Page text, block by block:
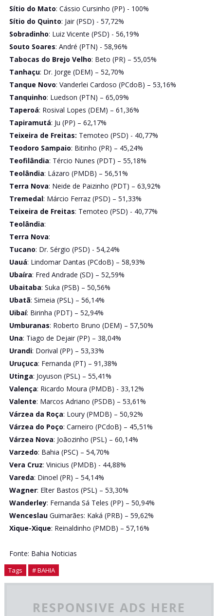
Sítio do Mato: Cássio Cursinho (PP) - 100%
Sítio do Quinto: Jair (PSD) - 57,72%
Sobradinho: Luiz Vicente (PSD) - 56,19%
Souto Soares: André (PTN) - 58,96%
Tabocas do Brejo Velho: Beto (PR) – 55,05%
Tanhaçu: Dr. Jorge (DEM) – 52,70%
Tanque Novo: Vanderlei Cardoso (PCdoB) – 53,16%
Tanquinho: Luedson (PTN) – 65,09%
Taperoá: Rosival Lopes (DEM) – 61,36%
Tapiramutá: Ju (PP) – 62,17%
Teixeira de Freitas: Temoteo (PSD) - 40,77%
Teodoro Sampaio: Bitinho (PR) – 45,24%
Teofilândia: Tércio Nunes (PDT) – 55,18%
Teolândia: Lázaro (PMDB) – 56,51%
Terra Nova: Neide de Paizinho (PDT) – 63,92%
Tremedal: Márcio Ferraz (PSD) – 51,33%
Teixeira de Freitas: Temoteo (PSD) - 40,77%
Teolândia:
Terra Nova:
Tucano: Dr. Sérgio (PSD) - 54,24%
Uauá: Lindomar Dantas (PCdoB) – 58,93%
Ubaíra: Fred Andrade (SD) – 52,59%
Ubaitaba: Suka (PSB) – 50,56%
Ubatã: Simeia (PSL) – 56,14%
Uibaí: Birinha (PDT) – 52,94%
Umburanas: Roberto Bruno (DEM) – 57,50%
Una: Tiago de Dejair (PP) – 38,04%
Urandi: Dorival (PP) – 53,33%
Uruçuca: Fernanda (PT) – 91,38%
Utinga: Joyuson (PSL) – 55,41%
Valença: Ricardo Moura (PMDB) - 33,12%
Valente: Marcos Adriano (PSDB) – 53,61%
Várzea da Roça: Loury (PMDB) – 50,92%
Várzea do Poço: Carneiro (PCdoB) – 45,51%
Várzea Nova: Joãozinho (PSL) – 60,14%
Varzedo: Bahia (PSC) – 54,70%
Vera Cruz: Vinicius (PMDB) - 44,88%
Vareda: Dinoel (PR) – 54,14%
Wagner: Elter Bastos (PSL) – 53,30%
Wanderley: Fernanda Sá Teles (PP) – 50,94%
Wenceslau Guimarães: Kaká (PRB) – 59,62%
Xique-Xique: Reinaldinho (PMDB) – 57,16%
Fonte: Bahia Noticias
Tags # BAHIA
RESPONSIVE ADS HERE